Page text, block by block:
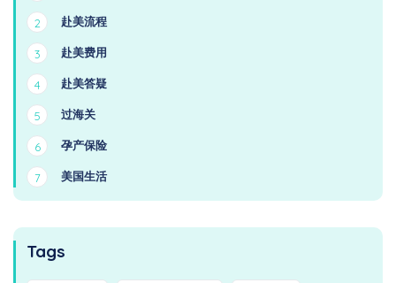
2 赴美流程
3 赴美费用
4 赴美答疑
5 过海关
6 孕产保险
7 美国生活
Tags